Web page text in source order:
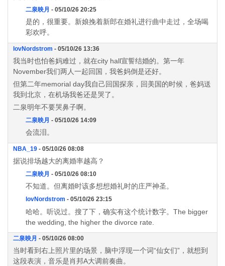
二泉映月 - 05/10/26 20:25
是的，很重要。新娘挽着新郎在婚礼进行曲中走过，全场喝
彩欢呼。
lovNordstrom - 05/10/26 13:36
我当时也怕爸妈难过，就在city hall宣誓结婚的。第一年
November我们两人一起回国，我爸妈倒是还好。
但第二年memorial day我自己回国探亲，回美国的时候，爸妈送
我到北京，在机场我爸还是哭了。
二泉明年不要哭鼻子啊。
二泉映月 - 05/10/26 14:09
会流泪。
NBA_19 - 05/10/26 08:08
据说排场越大的离婚率越高？
二泉映月 - 05/10/26 08:10
不知道。但离婚时该多想想婚礼时的庄严神圣。
lovNordstrom - 05/10/26 23:15
哈哈。听说过。搜了下，确实有这个统计数字。The bigger
the wedding, the higher the divorce rate.
二泉映月 - 05/10/26 08:00
当时看到右上照片里的场景，脑中浮现一个词“仙女们”，就想到
这段表演，音乐是肖邦A大调前奏曲。